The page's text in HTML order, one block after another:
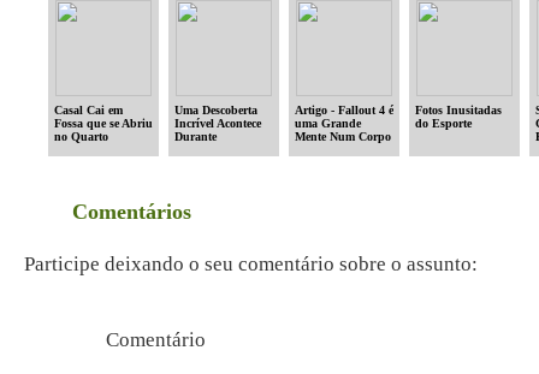
Casal Cai em
Fossa que se Abriu
no Quarto
Uma Descoberta
Incrível Acontece
Durante
Artigo - Fallout 4 é
uma Grande
Mente Num Corpo
Fotos Inusitadas
do Esporte
Comentários
Participe deixando o seu comentário sobre o assunto: